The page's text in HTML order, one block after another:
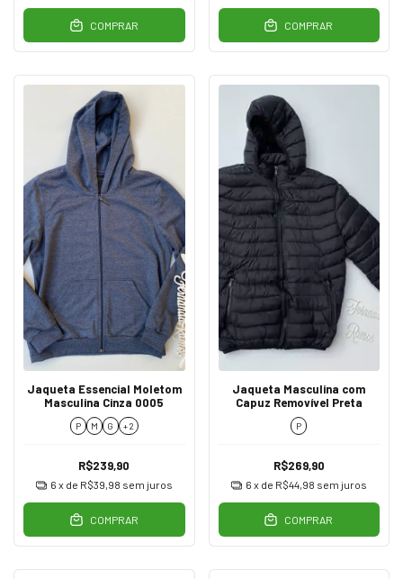
COMPRAR COMPRAR
Jaqueta Essencial Moletom
Masculina Cinza 0005
P M G + 2
R$239,90
6 x de R$39,98 sem juros
COMPRAR
Jaqueta Masculina com
Capuz Removível Preta
P
R$269,90
6 x de R$44,98 sem juros
COMPRAR